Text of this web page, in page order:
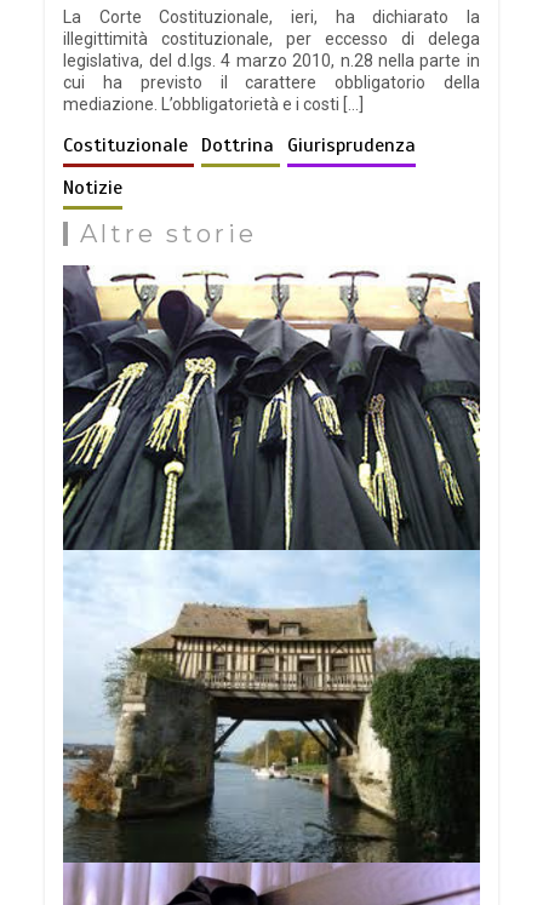
La Corte Costituzionale, ieri, ha dichiarato la
illegittimità costituzionale, per eccesso di delega
legislativa, del d.lgs. 4 marzo 2010, n.28 nella parte in
cui ha previsto il carattere obbligatorio della
mediazione. L’obbligatorietà e i costi […]
Costituzionale Dottrina
Giurisprudenza
Notizie
Altre storie